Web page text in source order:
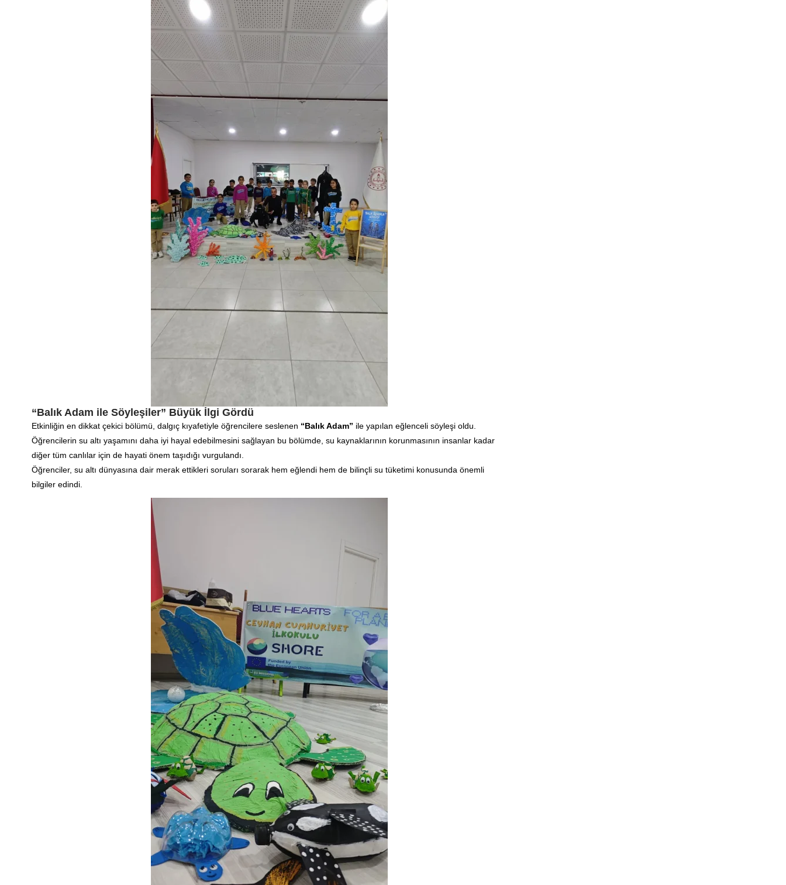
“Balık Adam ile Söyleşiler” Büyük İlgi Gördü
Etkinliğin en dikkat çekici bölümü, dalgıç kıyafetiyle öğrencilere seslenen “Balık Adam” ile yapılan eğlenceli söyleşi oldu.
Öğrencilerin su altı yaşamını daha iyi hayal edebilmesini sağlayan bu bölümde, su kaynaklarının korunmasının insanlar kadar
diğer tüm canlılar için de hayati önem taşıdığı vurgulandı.
Öğrenciler, su altı dünyasına dair merak ettikleri soruları sorarak hem eğlendi hem de bilinçli su tüketimi konusunda önemli
bilgiler edindi.